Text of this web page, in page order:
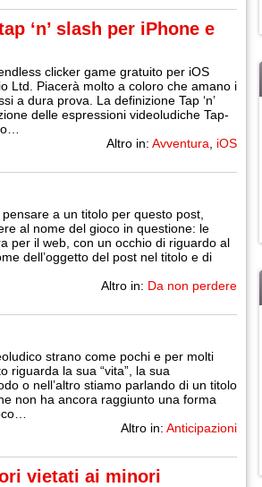
‘n’ slash per iPhone e
clicker game gratuito per iOS
Ltd. Piacerà molto a coloro che amano i
a dura prova. La definizione Tap ‘n’
delle espressioni videoludiche Tap-
Altro in: Avventura iOS
a un titolo per questo post,
al nome del gioco in questione: le
per il web, con un occhio di riguardo al
dell’oggetto del post nel titolo e di
Altro in: Da non perdere
strano come pochi e per molti
riguarda la sua “vita”, la sua
o nell’altro stiamo parlando di un titolo
non ha ancora raggiunto una forma
Altro in: Anticipazioni
vietati ai minori